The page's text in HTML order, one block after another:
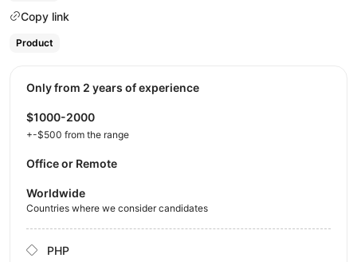
Copy link
Product
Only from 2 years of experience
$1000-2000
+-$500 from the range
Office or Remote
Worldwide
Countries where we consider candidates
PHP